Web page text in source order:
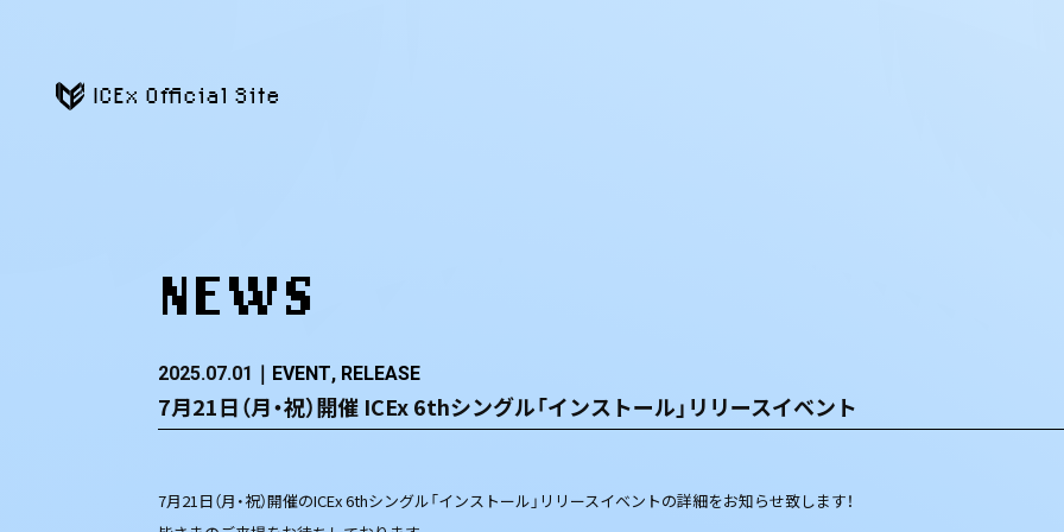
ICEx Official Site
NEWS
2025.07.01 EVENT RELEASE
7月21日（月・祝）開催 ICEx 6thシングル「インストール」リリースイベント
7月21日（月・祝）開催のICEx 6thシングル「インストール」リリースイベントの詳細をお知らせ致します！